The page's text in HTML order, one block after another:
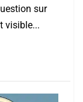
sur
visible...